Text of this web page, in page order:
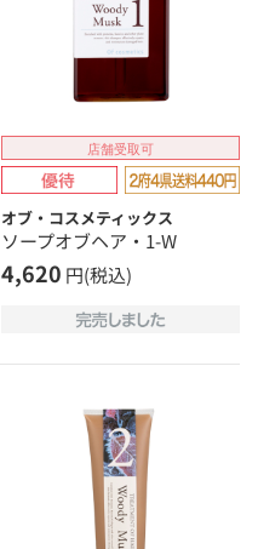
店舗受取可
オブ・コスメティックス
ソープオブヘア・1-W
4,620 円(税込)